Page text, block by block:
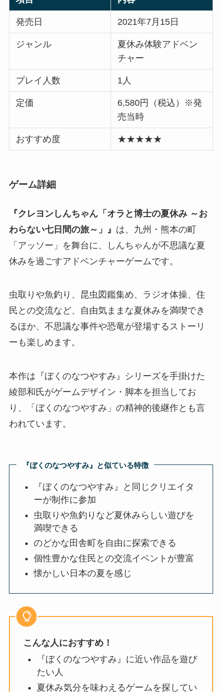
発売日 2021年7月15日
ジャンル
夏休み体験アドベン
チャー
プレイ人数 1人
定価
6,580円（税込）※発
売当時
おすすめ度 ★★★★★
ゲーム詳細
『クレヨンしんちゃん「オラと博士の夏休み ～お
わらない七日間の旅～」』 は、九州・熊本の町
「アッソー」を舞台に、しんちゃんが不思議な夏
休みを過ごすアドベンチャーゲームです。
虫取りや魚釣り、昆虫図鑑集め、ラジオ体操、住
民との交流など、自由気ままな夏休みを満喫でき
るほか、不思議な事件や恐竜が登場するストーリ
ーも楽しめます。
本作は『ぼくのなつやすみ』シリーズを手掛けた
綾部和氏がゲームデザイン・脚本を担当してお
り、「ぼくのなつやすみ」の精神的後継作とも言
われています。
『ぼくのなつやすみ』と似ている特徴
『ぼくのなつやすみ』と同じクリエイタ
ーが制作に参加
虫取りや魚釣りなど夏休みらしい遊びを
満喫できる
のどかな田舎町を自由に探索できる
個性豊かな住民との交流イベントが豊富
懐かしい日本の夏を感じ
こんな人におすすめ！
『ぼくのなつやすみ』に近い作品を遊び
たい人
夏休み気分を味わえるゲームを探してい